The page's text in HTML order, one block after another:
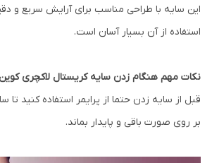
این سایه با طراحی مناسب برای آرایش سریع و
استفاده از آن بسیار آسان است.
نکات مهم هنگام زدن سایه کریستال لاکچری کوین 603
قبل از سایه زدن حتما از پرایمر استفاده کنید
بر روی صورت باقی و پایدار بماند.